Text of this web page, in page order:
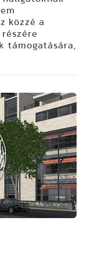
közzé a
támogatására,